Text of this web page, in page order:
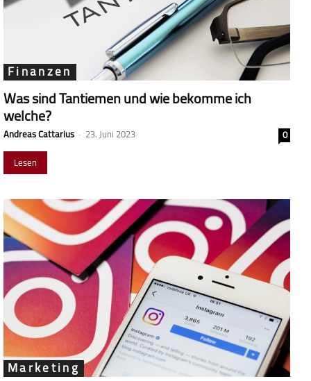
Finanzen
Was sind Tantiemen und wie bekomme ich
welche?
Andreas Cattarius - 23. Juni 2023
0
Lesen
Marketing